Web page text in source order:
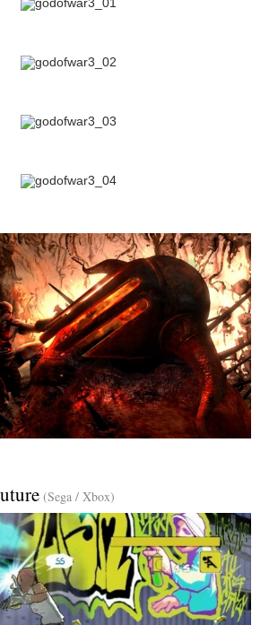
(Sega / Xbox)